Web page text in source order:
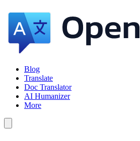
Blog
Translate
Doc Translator
AI Humanizer
More